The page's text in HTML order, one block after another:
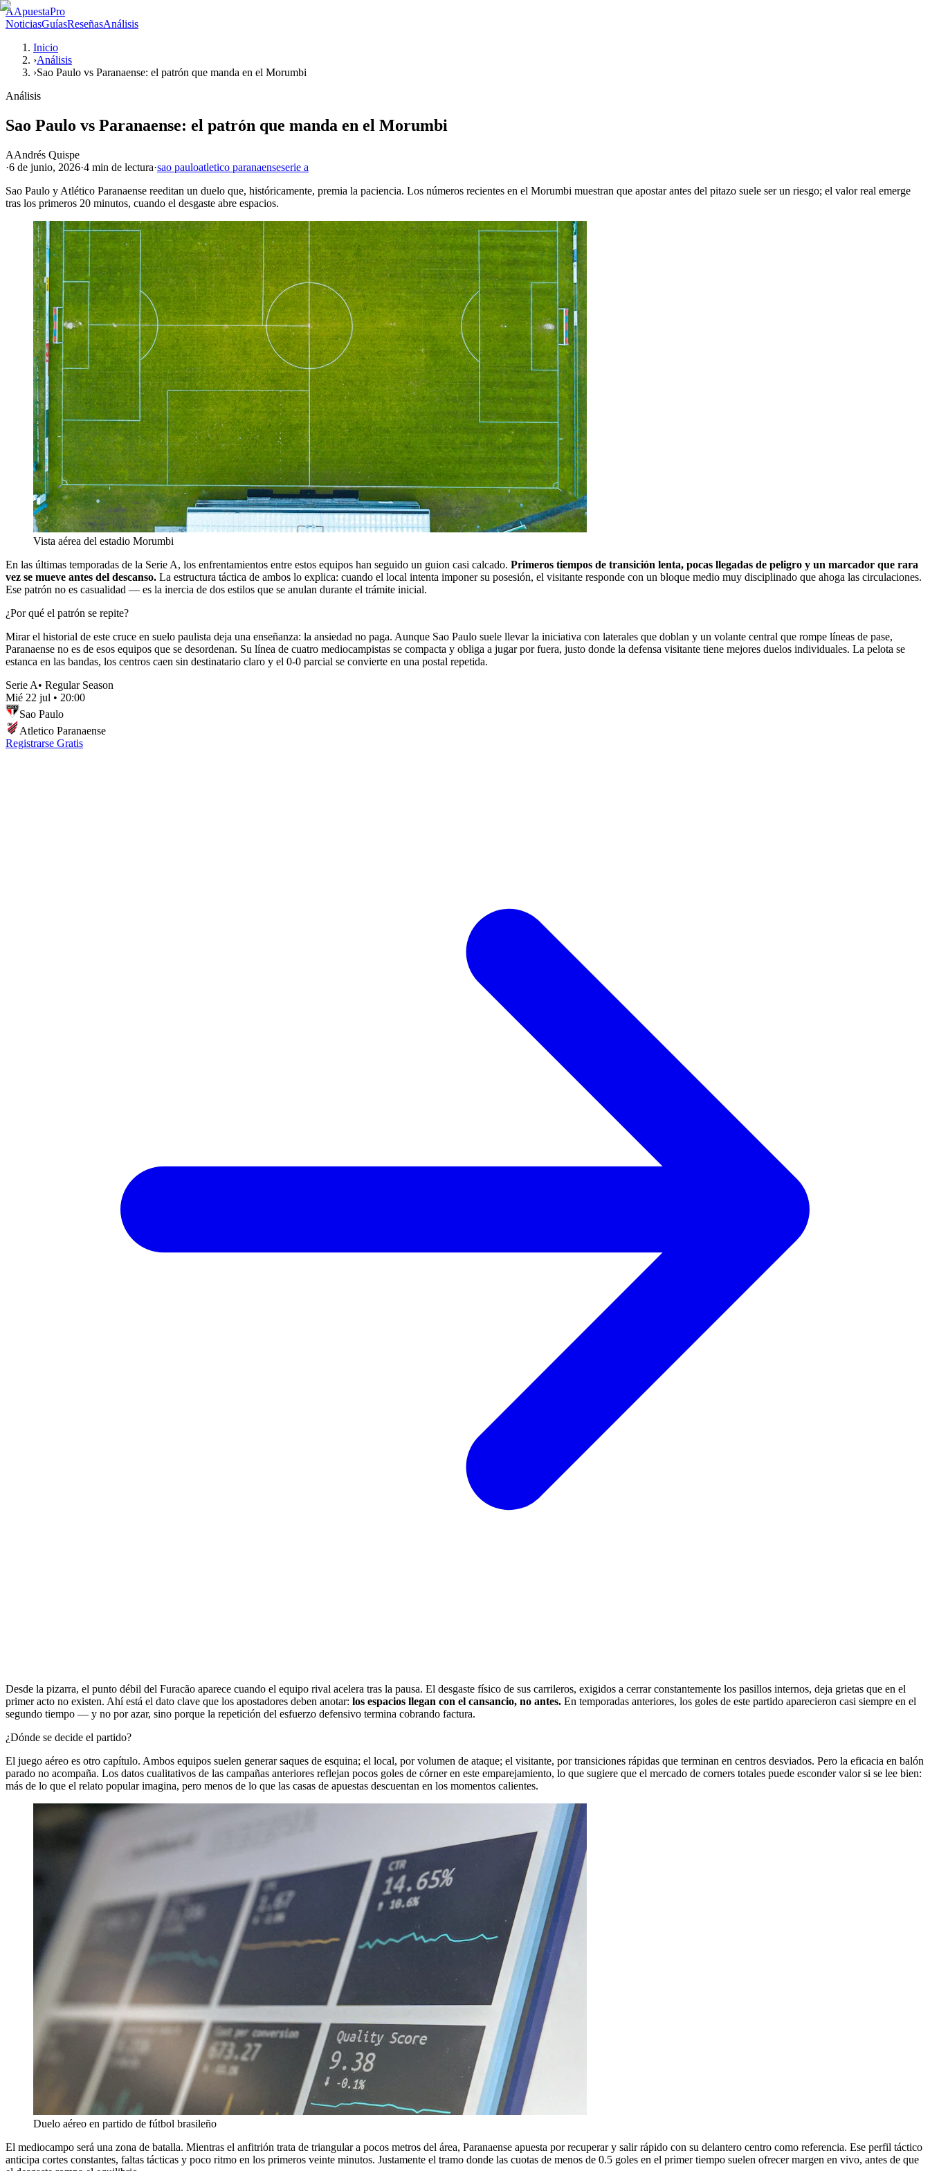
AApuestaPro
NoticiasGuíasReseñasAnálisis
Inicio
›Análisis
›Sao Paulo vs Paranaense: el patrón que manda en el Morumbi
Análisis
Sao Paulo vs Paranaense: el patrón que manda en el Morumbi
AAndrés Quispe
·6 de junio, 2026·4 min de lectura·sao pauloatletico paranaenseserie a
Sao Paulo y Atlético Paranaense reeditan un duelo que, históricamente, premia la paciencia. Los números recientes en el Morumbi muestran que apostar antes del pitazo suele ser un riesgo; el valor real emerge
tras los primeros 20 minutos, cuando el desgaste abre espacios.
Vista aérea del estadio Morumbi
En las últimas temporadas de la Serie A, los enfrentamientos entre estos equipos han seguido un guion casi calcado. Primeros tiempos de transición lenta, pocas llegadas de peligro y un marcador que rara
vez se mueve antes del descanso. La estructura táctica de ambos lo explica: cuando el local intenta imponer su posesión, el visitante responde con un bloque medio muy disciplinado que ahoga las circulaciones.
Ese patrón no es casualidad — es la inercia de dos estilos que se anulan durante el trámite inicial.
¿Por qué el patrón se repite?
Mirar el historial de este cruce en suelo paulista deja una enseñanza: la ansiedad no paga. Aunque Sao Paulo suele llevar la iniciativa con laterales que doblan y un volante central que rompe líneas de pase,
Paranaense no es de esos equipos que se desordenan. Su línea de cuatro mediocampistas se compacta y obliga a jugar por fuera, justo donde la defensa visitante tiene mejores duelos individuales. La pelota se
estanca en las bandas, los centros caen sin destinatario claro y el 0-0 parcial se convierte en una postal repetida.
Serie A• Regular Season
Mié 22 jul • 20:00
Sao Paulo
Atletico Paranaense
Registrarse Gratis
Desde la pizarra, el punto débil del Furacão aparece cuando el equipo rival acelera tras la pausa. El desgaste físico de sus carrileros, exigidos a cerrar constantemente los pasillos internos, deja grietas que en el
primer acto no existen. Ahí está el dato clave que los apostadores deben anotar: los espacios llegan con el cansancio, no antes. En temporadas anteriores, los goles de este partido aparecieron casi siempre en el
segundo tiempo — y no por azar, sino porque la repetición del esfuerzo defensivo termina cobrando factura.
¿Dónde se decide el partido?
El juego aéreo es otro capítulo. Ambos equipos suelen generar saques de esquina; el local, por volumen de ataque; el visitante, por transiciones rápidas que terminan en centros desviados. Pero la eficacia en balón
parado no acompaña. Los datos cualitativos de las campañas anteriores reflejan pocos goles de córner en este emparejamiento, lo que sugiere que el mercado de corners totales puede esconder valor si se lee bien:
más de lo que el relato popular imagina, pero menos de lo que las casas de apuestas descuentan en los momentos calientes.
Duelo aéreo en partido de fútbol brasileño
El mediocampo será una zona de batalla. Mientras el anfitrión trata de triangular a pocos metros del área, Paranaense apuesta por recuperar y salir rápido con su delantero centro como referencia. Ese perfil táctico
anticipa cortes constantes, faltas tácticas y poco ritmo en los primeros veinte minutos. Justamente el tramo donde las cuotas de menos de 0.5 goles en el primer tiempo suelen ofrecer margen en vivo, antes de que